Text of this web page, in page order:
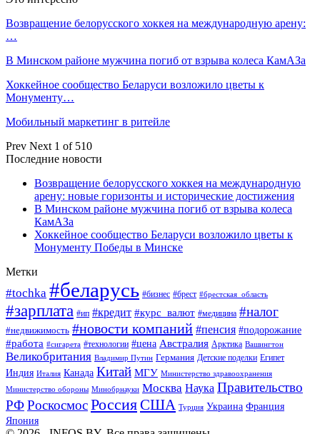
Возвращение белорусского хоккея на международную арену:
…
В Минском районе мужчина погиб от взрыва колеса КамАЗа
Хоккейное сообщество Беларуси возложило цветы к
Монументу…
Мобильный маркетинг в ритейле
Prev Next 1 of 510
Последние новости
Возвращение белорусского хоккея на международную
арену: новые горизонты и исторические достижения
В Минском районе мужчина погиб от взрыва колеса
КамАЗа
Хоккейное сообщество Беларуси возложило цветы к
Монументу Победы в Минске
Метки
#tochka #беларусь #бизнес #брест #брестская_область
#зарплата #ип #кредит #курс_валют #медицина #налог
#недвижимость #новости компаний #пенсия #подорожание
#работа #сигарета #технологии #цена Австралия Арктика Вашингтон
Великобритания Владимир Путин Германия Детские поделки Египет
Индия Италия Канада Китай МГУ Министерство здравоохранения
Министерство обороны Минобрнауки Москва Наука Правительство
РФРоскосмосРоссияСША Турция Украина Франция
Япония